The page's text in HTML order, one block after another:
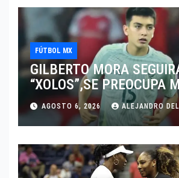
FÚTBOL MX
GILBERTO MORA
“XOLOS”,SE PREOCUPA
JUGAR EN SU EQUIPO.
AGOSTO 6, 2026 ALEJANDRO